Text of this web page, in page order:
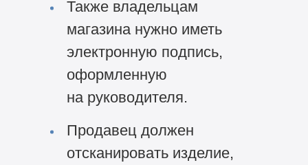
Также владельцам
магазина нужно иметь
электронную подпись,
оформленную
на руководителя.
Продавец должен
отсканировать изделие,